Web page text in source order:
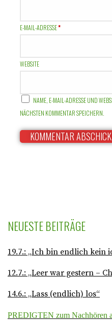
E-MAIL-ADRESSE*
WEBSITE
NAME, E-MAIL-ADRESSE UND
NÄCHSTEN KOMMENTAR SPEICHERN.
NEUESTE BEITRÄGE
19.7.: „Ich bin endlich kein
12.7.: „Leer war gestern –
14.6.: „Lass (endlich) los“
PREDIGTEN zum Nachhören